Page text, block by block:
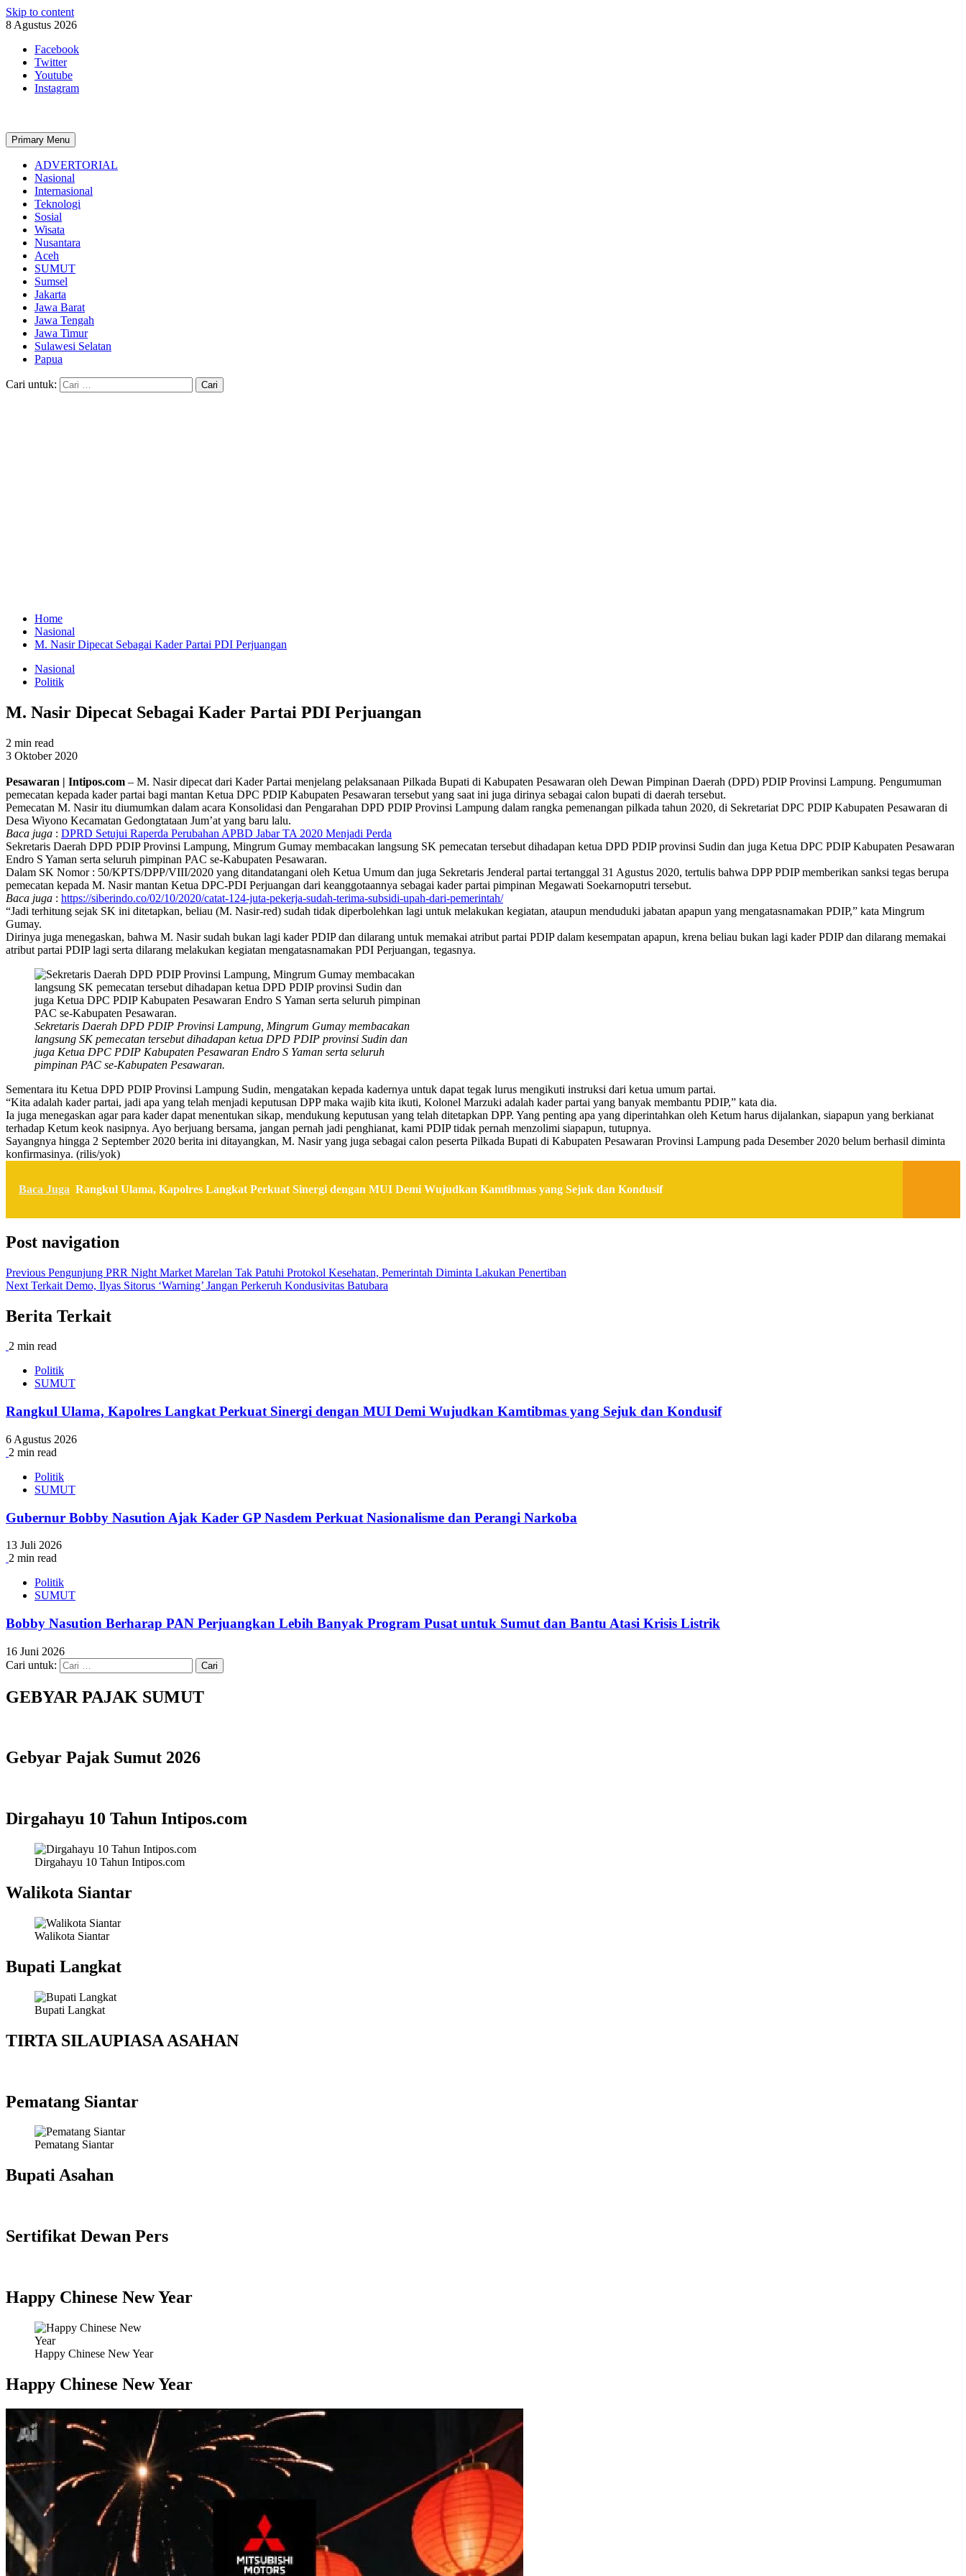
Skip to content
8 Agustus 2026
Facebook
Twitter
Youtube
Instagram
Primary Menu
ADVERTORIAL
Nasional
Internasional
Teknologi
Sosial
Wisata
Nusantara
Aceh
SUMUT
Sumsel
Jakarta
Jawa Barat
Jawa Tengah
Jawa Timur
Sulawesi Selatan
Papua
Cari untuk:
Home
Nasional
M. Nasir Dipecat Sebagai Kader Partai PDI Perjuangan
Nasional
Politik
M. Nasir Dipecat Sebagai Kader Partai PDI Perjuangan
2 min read
3 Oktober 2020
Pesawaran | Intipos.com – M. Nasir dipecat dari Kader Partai menjelang pelaksanaan Pilkada Bupati di Kabupaten Pesawaran oleh Dewan Pimpinan Daerah (DPD) PDIP Provinsi Lampung. Pengumuman
pemecatan kepada kader partai bagi mantan Ketua DPC PDIP Kabupaten Pesawaran tersebut yang saat ini juga dirinya sebagai calon bupati di daerah tersebut.
Pemecatan M. Nasir itu diumumkan dalam acara Konsolidasi dan Pengarahan DPD PDIP Provinsi Lampung dalam rangka pemenangan pilkada tahun 2020, di Sekretariat DPC PDIP Kabupaten Pesawaran di
Desa Wiyono Kecamatan Gedongtataan Jum’at yang baru lalu.
Baca juga : DPRD Setujui Raperda Perubahan APBD Jabar TA 2020 Menjadi Perda
Sekretaris Daerah DPD PDIP Provinsi Lampung, Mingrum Gumay membacakan langsung SK pemecatan tersebut dihadapan ketua DPD PDIP provinsi Sudin dan juga Ketua DPC PDIP Kabupaten Pesawaran
Endro S Yaman serta seluruh pimpinan PAC se-Kabupaten Pesawaran.
Dalam SK Nomor : 50/KPTS/DPP/VIII/2020 yang ditandatangani oleh Ketua Umum dan juga Sekretaris Jenderal partai tertanggal 31 Agustus 2020, tertulis bahwa DPP PDIP memberikan sanksi tegas berupa
pemecatan kepada M. Nasir mantan Ketua DPC-PDI Perjuangan dari keanggotaannya sebagai kader partai pimpinan Megawati Soekarnoputri tersebut.
Baca juga : https://siberindo.co/02/10/2020/catat-124-juta-pekerja-sudah-terima-subsidi-upah-dari-pemerintah/
“Jadi terhitung sejak SK ini ditetapkan, beliau (M. Nasir-red) sudah tidak diperbolehkan lagi untuk melakukan kegiatan, ataupun menduduki jabatan apapun yang mengatasnamakan PDIP,” kata Mingrum
Gumay.
Dirinya juga menegaskan, bahwa M. Nasir sudah bukan lagi kader PDIP dan dilarang untuk memakai atribut partai PDIP dalam kesempatan apapun, krena beliau bukan lagi kader PDIP dan dilarang memakai
atribut partai PDIP lagi serta dilarang melakukan kegiatan mengatasnamakan PDI Perjuangan, tegasnya.
Sekretaris Daerah DPD PDIP Provinsi Lampung, Mingrum Gumay membacakan
langsung SK pemecatan tersebut dihadapan ketua DPD PDIP provinsi Sudin dan
juga Ketua DPC PDIP Kabupaten Pesawaran Endro S Yaman serta seluruh
pimpinan PAC se-Kabupaten Pesawaran.
Sementara itu Ketua DPD PDIP Provinsi Lampung Sudin, mengatakan kepada kadernya untuk dapat tegak lurus mengikuti instruksi dari ketua umum partai.
“Kita adalah kader partai, jadi apa yang telah menjadi keputusan DPP maka wajib kita ikuti, Kolonel Marzuki adalah kader partai yang banyak membantu PDIP,” kata dia.
Ia juga menegaskan agar para kader dapat menentukan sikap, mendukung keputusan yang telah ditetapkan DPP. Yang penting apa yang diperintahkan oleh Ketum harus dijalankan, siapapun yang berkianat
terhadap Ketum keok nasipnya. Ayo berjuang bersama, jangan pernah jadi penghianat, kami PDIP tidak pernah menzolimi siapapun, tutupnya.
Sayangnya hingga 2 September 2020 berita ini ditayangkan, M. Nasir yang juga sebagai calon peserta Pilkada Bupati di Kabupaten Pesawaran Provinsi Lampung pada Desember 2020 belum berhasil diminta
konfirmasinya. (rilis/yok)
Baca Juga Rangkul Ulama, Kapolres Langkat Perkuat Sinergi dengan MUI Demi Wujudkan Kamtibmas yang Sejuk dan Kondusif
Post navigation
Previous Pengunjung PRR Night Market Marelan Tak Patuhi Protokol Kesehatan, Pemerintah Diminta Lakukan Penertiban
Next Terkait Demo, Ilyas Sitorus ‘Warning’ Jangan Perkeruh Kondusivitas Batubara
Berita Terkait
2 min read
Politik
SUMUT
Rangkul Ulama, Kapolres Langkat Perkuat Sinergi dengan MUI Demi Wujudkan Kamtibmas yang Sejuk dan Kondusif
6 Agustus 2026
2 min read
Politik
SUMUT
Gubernur Bobby Nasution Ajak Kader GP Nasdem Perkuat Nasionalisme dan Perangi Narkoba
13 Juli 2026
2 min read
Politik
SUMUT
Bobby Nasution Berharap PAN Perjuangkan Lebih Banyak Program Pusat untuk Sumut dan Bantu Atasi Krisis Listrik
16 Juni 2026
Cari untuk:
GEBYAR PAJAK SUMUT
Gebyar Pajak Sumut 2026
Dirgahayu 10 Tahun Intipos.com
Dirgahayu 10 Tahun Intipos.com
Walikota Siantar
Walikota Siantar
Bupati Langkat
Bupati Langkat
TIRTA SILAUPIASA ASAHAN
Pematang Siantar
Pematang Siantar
Bupati Asahan
Sertifikat Dewan Pers
Happy Chinese New Year
Happy Chinese New Year
Happy Chinese New Year